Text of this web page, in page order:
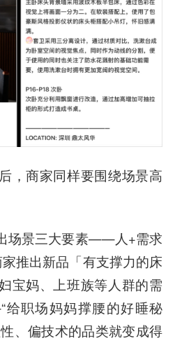
，商家同样要围绕场景高
场景三大要素——人+需求
推出新品「有支撑力的床
宝妈、上班族等人群的需
职场妈妈撑腰的好睡秘
、偏技术的品类就变成得